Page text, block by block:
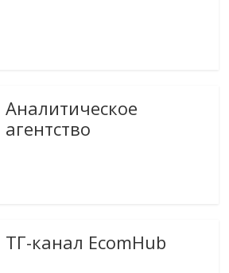
Аналитическое
агентство
ТГ-канал EcomHub